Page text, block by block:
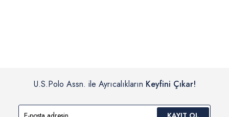
U.S.Polo Assn. ile Ayrıcalıkların Keyfini Çıkar!